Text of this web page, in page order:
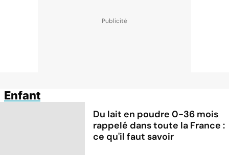
Enfant
Du lait en poudre 0-36 mois
rappelé dans toute la France :
ce qu'il faut savoir